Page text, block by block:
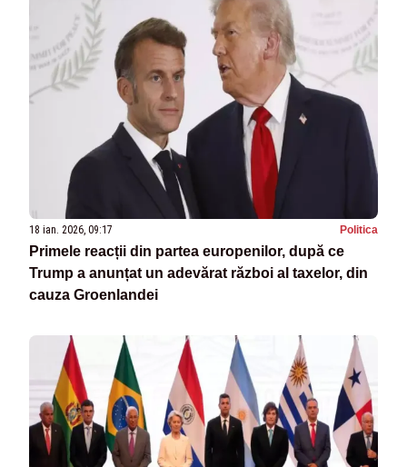
18 ian. 2026, 09:17 Politica
Primele reacții din partea europenilor, după ce
Trump a anunțat un adevărat război al taxelor, din
cauza Groenlandei